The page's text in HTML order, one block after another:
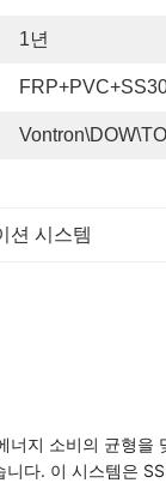
1년
션 시스템
너지 소비의 균형을
다. 이 시스템은